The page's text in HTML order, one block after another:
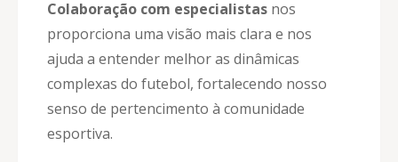
Colaboração com especialistas nos
proporciona uma visão mais clara e nos
ajuda a entender melhor as dinâmicas
complexas do futebol, fortalecendo nosso
senso de pertencimento à comunidade
esportiva.